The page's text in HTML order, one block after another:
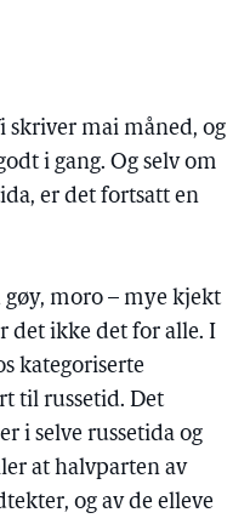
skriver mai måned, og
i gang. Og selv om
er det fortsatt en
gøy, moro – mye kjekt
det ikke det for alle. I
kategoriserte
til russetid. Det
i selve russetida og
at halvparten av
og av de elleve